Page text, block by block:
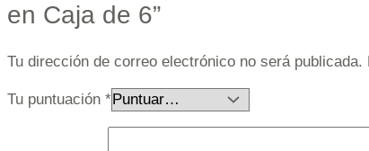
en Caja de 6”
Tu dirección de correo electrónico no será publicada.
Tu puntuación *